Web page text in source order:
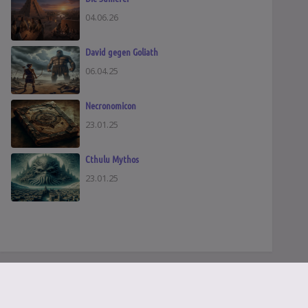
04.06.26
David gegen Goliath
06.04.25
Necronomicon
23.01.25
Cthulu Mythos
23.01.25